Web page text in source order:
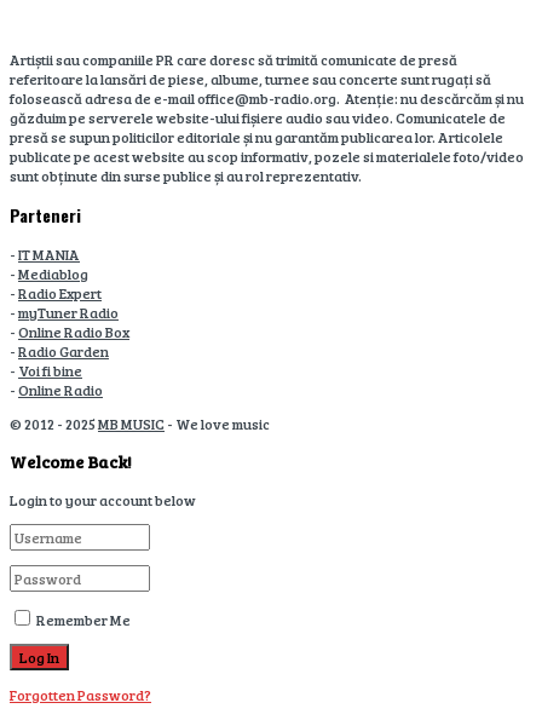
Artiștii sau companiile PR care doresc să trimită comunicate de presă
referitoare la lansări de piese, albume, turnee sau concerte sunt rugați să
folosească adresa de e-mail office@mb-radio.org. Atenție: nu descărcăm și nu
găzduim pe serverele website-ului fișiere audio sau video. Comunicatele de
presă se supun politicilor editoriale și nu garantăm publicarea lor. Articolele
publicate pe acest website au scop informativ, pozele si materialele foto/video
sunt obținute din surse publice și au rol reprezentativ.
Parteneri
-IT MANIA
-Mediablog
-Radio Expert
-myTuner Radio
-Online Radio Box
-Radio Garden
- Voi fi bine
-Online Radio
© 2012 - 2025MB MUSIC- We love music
Welcome Back!
Login to your account below
Remember Me
Forgotten Password?